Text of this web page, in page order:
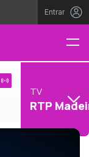
Entrar
TV
RTP